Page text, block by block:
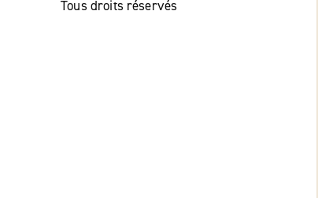
Tous droits réservés